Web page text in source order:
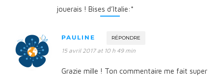
jouerais ! Bises d’Italie:*
PAULINE RÉPONDRE
15 avril 2017 at 10 h 49 min
Grazie mille ! Ton commentaire me fait super